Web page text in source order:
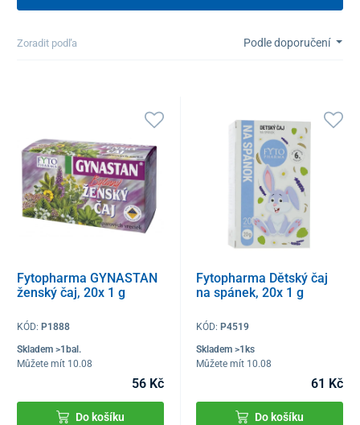
Zoradit podľa Podle doporučení
Fytopharma GYNASTAN
ženský čaj, 20x 1 g
KÓD: P1888
Skladem >1bal.
Můžete mít 10.08
56 Kč
Do košíku
Fytopharma Dětský čaj
na spánek, 20x 1 g
KÓD:P4519
Skladem >1ks
Můžete mít 10.08
61 Kč
Do košíku